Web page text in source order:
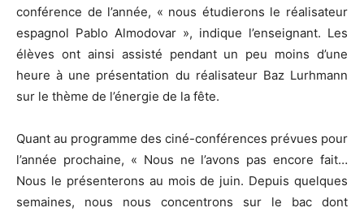
conférence de l’année, « nous étudierons le réalisateur
espagnol Pablo Almodovar », indique l’enseignant. Les
élèves ont ainsi assisté pendant un peu moins d’une
heure à une présentation du réalisateur Baz Lurhmann
sur le thème de l’énergie de la fête.
Quant au programme des ciné-conférences prévues pour
l’année prochaine, « Nous ne l’avons pas encore fait…
Nous le présenterons au mois de juin. Depuis quelques
semaines, nous nous concentrons sur le bac dont